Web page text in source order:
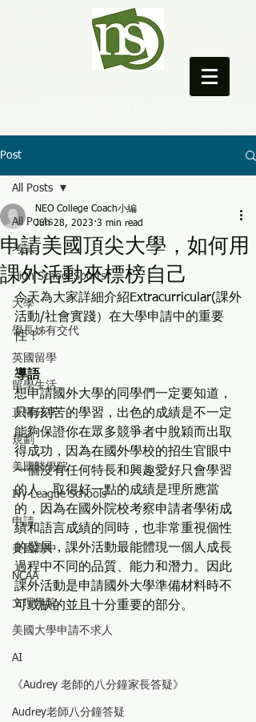
Post
All Posts
考試
High School Sports
大學
學長姊有交代
英國留學
留學生活
直播分享
規劃
美國醫學院
Ivy League Schools
申請
美國高中
NCAA
文理學院
美國大學申請不求人
AI
《Audrey 老師的八分鐘家長答疑》
Audrey老師八分鐘答疑
All Posts
申請美國頂尖大學，如何用
課外活動來標榜自己
NEO College Coach小編
Jun 28, 2023 3 min read
今天為大家詳細介紹Extracurricular(課外
活動/社會實踐）在大學申請中的重要
性！
導語
想申請國外大學的同學們一定要知道，
只有刻苦的學習，出色的成績是不一定
能夠保證你在眾多競爭者中脫穎而出取
得成功，因為在國外學校的招生官眼中
一個沒有任何特長和興趣愛好只會學習
的人，取得好一點的成績是理所應當
的，因為在國外院校考察申請者學術成
績和語言成績的同時，也非常重視個性
的發展，課外活動最能體現一個人成長
過程中不同的品質、能力和潛力。因此
課外活動是申請國外大學準備材料時不
可或缺的並且十分重要的部分。